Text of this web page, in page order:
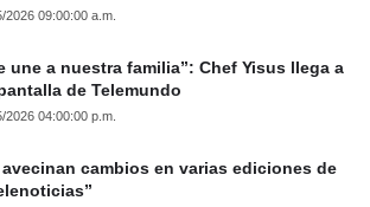
2026 09:00:00 a.m.
une a nuestra familia”: Chef Yisus llega a
de Telemundo
2026 04:00:00 p.m.
avecinan cambios en varias ediciones de